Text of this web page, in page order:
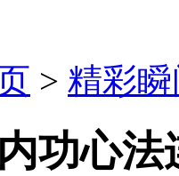
> 精彩
功心